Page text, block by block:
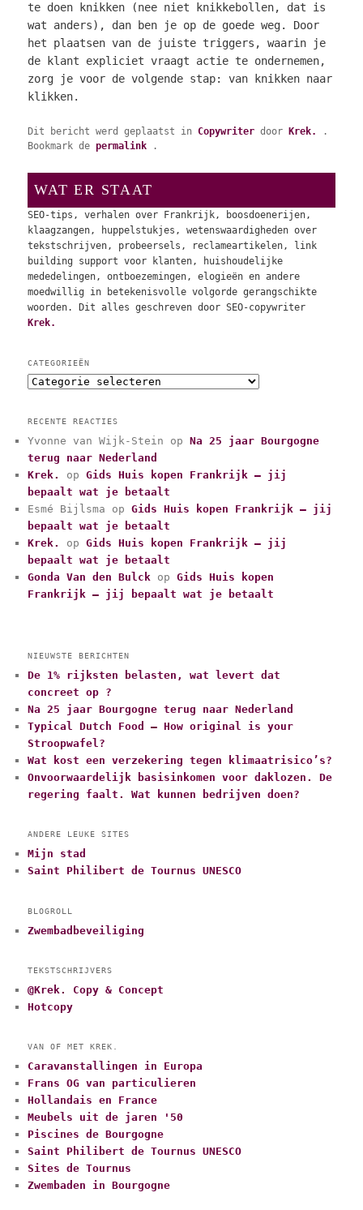
te doen knikken (nee niet knikkebollen, dat is
wat anders), dan ben je op de goede weg. Door
het plaatsen van de juiste triggers, waarin je
de klant expliciet vraagt actie te ondernemen,
zorg je voor de volgende stap: van knikken naar
klikken.
Dit bericht werd geplaatst inCopywriter doorKrek.
.
Bookmark depermalink .
WAT ER STAAT
SEO-tips, verhalen over Frankrijk, boosdoenerijen,
klaagzangen, huppelstukjes, wetenswaardigheden over
tekstschrijven, probeersels, reclameartikelen, link
building support voor klanten, huishoudelijke
mededelingen, ontboezemingen, elogieën en andere
moedwillig in betekenisvolle volgorde gerangschikte
woorden. Dit alles geschreven door SEO-copywriter
Krek.
CATEGORIEËN
C
e
g
o
r
i
e
ë
RECENTE REACTIES
Yvonne van Wijk-Stein opNa 25 jaar Bourgogne
terug naar Nederland
Krek.
opGids Huis kopen Frankrijk – jij
bepaalt wat je betaalt
Esmé Bijlsma opGids Huis kopen Frankrijk – jij
bepaalt wat je betaalt
Krek.
opGids Huis kopen Frankrijk – jij
bepaalt wat je betaalt
Gonda Van den Bulck opGids Huis kopen
Frankrijk – jij bepaalt wat je betaalt
NIEUWSTE BERICHTEN
De 1% rijksten belasten, wat levert dat
concreet op ?
Na 25 jaar Bourgogne terug naar Nederland
Typical Dutch Food – How original is your
Stroopwafel?
Wat kost een verzekering tegen klimaatrisico’s?
Onvoorwaardelijk basisinkomen voor daklozen. De
regering faalt. Wat kunnen bedrijven doen?
ANDERE LEUKE SITES
Mijn stad
Saint Philibert de Tournus UNESCO
BLOGROLL
Zwembadbeveiliging
TEKSTSCHRIJVERS
@Krek. Copy & Concept
Hotcopy
VAN OF MET KREK.
Caravanstallingen in Europa
Frans OG van particulieren
Hollandais en France
Meubels uit de jaren '50
Piscines de Bourgogne
Saint Philibert de Tournus UNESCO
Sites de Tournus
Zwembaden in Bourgogne